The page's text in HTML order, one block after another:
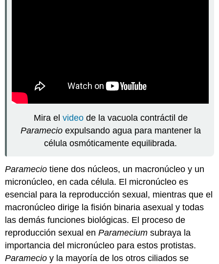
Mira el videode la vacuola contráctil de
Paramecioexpulsando agua para mantener la
célula osmóticamente equilibrada.
Paramecio tiene dos núcleos, un macronúcleo y un
micronúcleo, en cada célula. El micronúcleo es
esencial para la reproducción sexual, mientras que el
macronúcleo dirige la fisión binaria asexual y todas
las demás funciones biológicas. El proceso de
reproducción sexual enParamecium subraya la
importancia del micronúcleo para estos protistas.
Paramecio y la mayoría de los otros ciliados se